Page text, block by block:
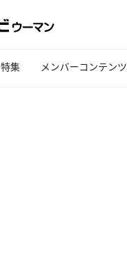
特集 メンバーコンテンツ